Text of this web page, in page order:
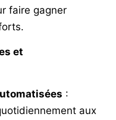
faire gagner
et
:
aux